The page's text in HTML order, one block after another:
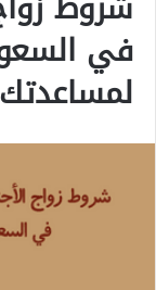
لمساعدتك